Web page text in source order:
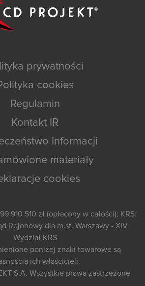
prywatności
cookies
Regulamin
Kontakt IR
Informacji
materiały
cookies
910 510 zł (opłacony w całości); KRS:
Rejonowy dla m.st. Warszawy - XIV
Wydział KRS
poniżej znaki towarowe są
ich właścicieli.
S.A. Wszystkie prawa zastrzeżone